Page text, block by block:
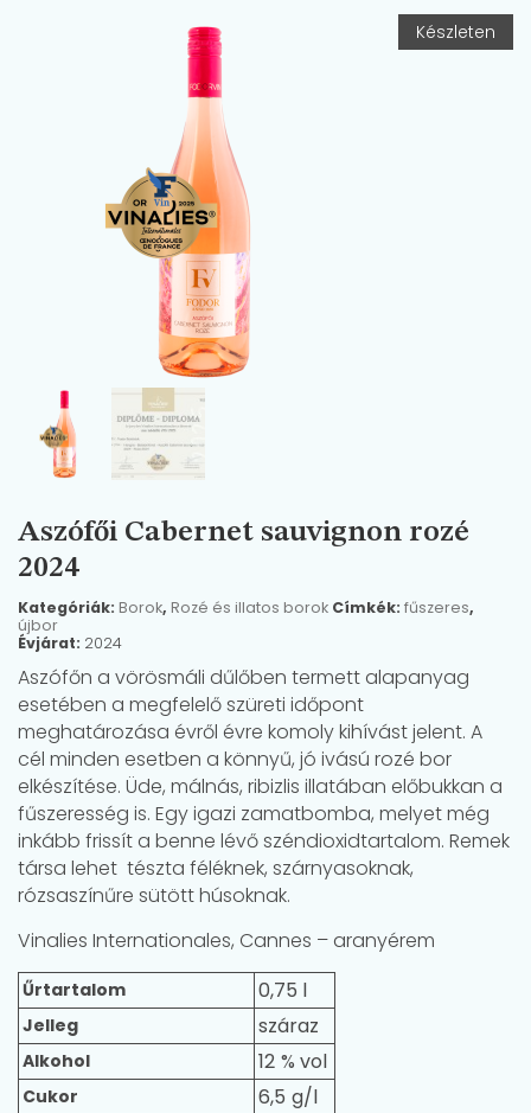
Készleten
Aszófői Cabernet sauvignon rozé
2024
Kategóriák: Borok, Rozé és illatos borok Címkék: fűszeres,
újbor
Évjárat: 2024
Aszófőn a vörösmáli dűlőben termett alapanyag
esetében a megfelelő szüreti időpont
meghatározása évről évre komoly kihívást jelent. A
cél minden esetben a könnyű, jó ivású rozé bor
elkészítése. Üde, málnás, ribizlis illatában előbukkan a
fűszeresség is. Egy igazi zamatbomba, melyet még
inkább frissít a benne lévő széndioxidtartalom. Remek
társa lehet tészta féléknek, szárnyasoknak,
rózsaszínűre sütött húsoknak.
Vinalies Internationales, Cannes – aranyérem
Űrtartalom 0,75 l
Jelleg száraz
Alkohol 12
Cukor 6,5